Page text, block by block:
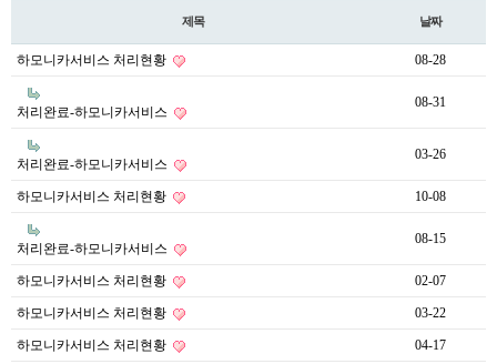
제목 날짜
하모니카서비스 처리현황 08-28
처리완료-하모니카서비스
08-31
처리완료-하모니카서비스
03-26
하모니카서비스 처리현황 10-08
처리완료-하모니카서비스
08-15
하모니카서비스 처리현황 02-07
하모니카서비스 처리현황 03-22
하모니카서비스 처리현황 04-17